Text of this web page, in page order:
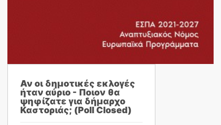
Αν οι δημοτικές εκλογές
ήταν αύριο - Ποιον θα
ψηφίζατε για δήμαρχο
Καστοριάς; (Poll Closed)